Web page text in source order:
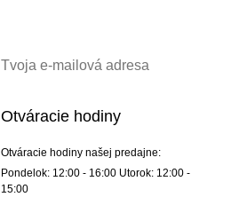
Otváracie hodiny
Otváracie hodiny našej predajne:
Pondelok: 12:00 - 16:00 Utorok: 12:00 -
15:00